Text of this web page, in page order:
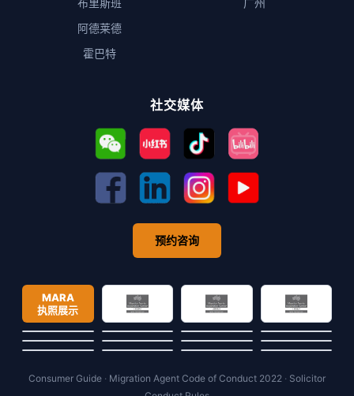
阿德莱德
霍巴特
社交媒体
预约咨询
MARA
执照展示
Consumer Guide · Migration Agent Code of Conduct 2022 · Solicitor